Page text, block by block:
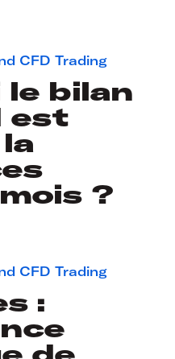
le bilan
est
?
: